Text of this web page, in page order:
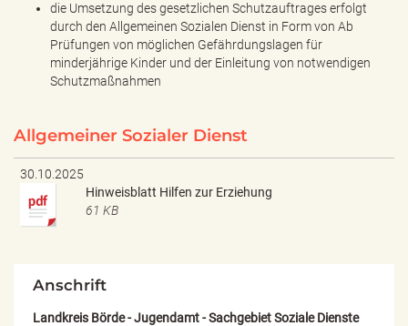
die Umsetzung des gesetzlichen Schutzauftrages erfolgt
durch den Allgemeinen Sozialen Dienst in Form von Ab
Prüfungen von möglichen Gefährdungslagen für
minderjährige Kinder und der Einleitung von notwendigen
Schutzmaßnahmen
Allgemeiner Sozialer Dienst
30.10.2025
Hinweisblatt Hilfen zur Erziehung
61 KB
Anschrift
Landkreis Börde - Jugendamt - Sachgebiet Soziale Dienste